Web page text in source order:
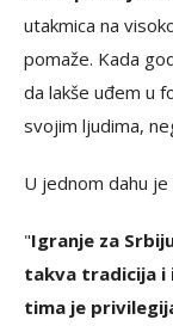
utakmica na
pomaže. Kada
da lakše uđem u
svojim ljudima,
U jednom dahu
"Igranje za
takva tradicija i
tima je